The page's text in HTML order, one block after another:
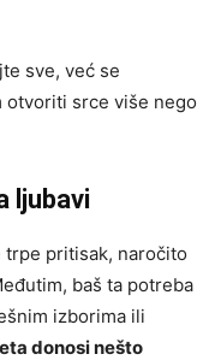
sve, već se
otvoriti srce više nego
ljubavi
trpe pritisak, naročito
baš ta potreba
izborima ili
donosi nešto